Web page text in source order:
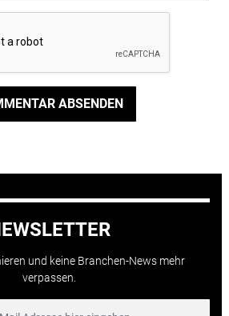
ABSENDEN
und keine Branchen-News mehr
verpassen.